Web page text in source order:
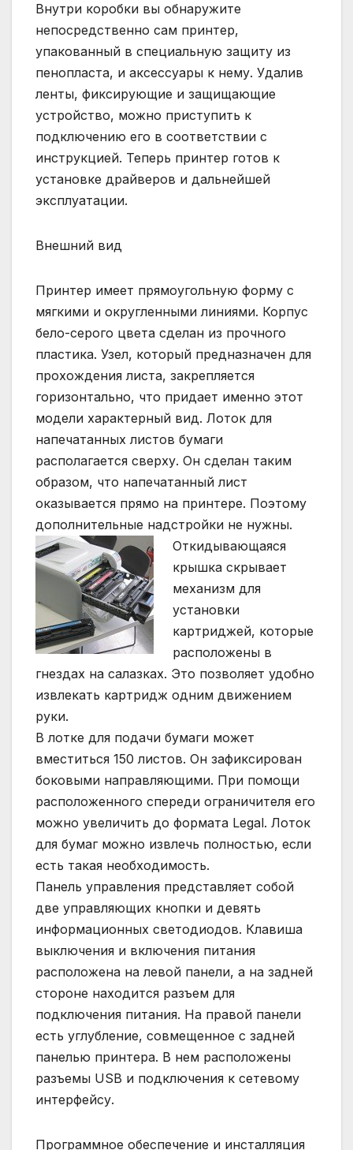
Внутри коробки вы обнаружите
непосредственно сам принтер,
упакованный в специальную защиту из
пенопласта, и аксессуары к нему. Удалив
ленты, фиксирующие и защищающие
устройство, можно приступить к
подключению его в соответствии с
инструкцией. Теперь принтер готов к
установке драйверов и дальнейшей
эксплуатации.
Внешний вид
Принтер имеет прямоугольную форму с
мягкими и округленными линиями. Корпус
бело-серого цвета сделан из прочного
пластика. Узел, который предназначен для
прохождения листа, закрепляется
горизонтально, что придает именно этот
модели характерный вид. Лоток для
напечатанных листов бумаги
располагается сверху. Он сделан таким
образом, что напечатанный лист
оказывается прямо на принтере. Поэтому
дополнительные надстройки не нужны.
Откидывающаяся
крышка скрывает
механизм для
установки
картриджей, которые
расположены в
гнездах на салазках. Это позволяет удобно
извлекать картридж одним движением
руки.
В лотке для подачи бумаги может
вместиться 150 листов. Он зафиксирован
боковыми направляющими. При помощи
расположенного спереди ограничителя его
можно увеличить до формата Legal. Лоток
для бумаг можно извлечь полностью, если
есть такая необходимость.
Панель управления представляет собой
две управляющих кнопки и девять
информационных светодиодов. Клавиша
выключения и включения питания
расположена на левой панели, а на задней
стороне находится разъем для
подключения питания. На правой панели
есть углубление, совмещенное с задней
панелью принтера. В нем расположены
разъемы USB и подключения к сетевому
интерфейсу.
Программное обеспечение и инсталляция